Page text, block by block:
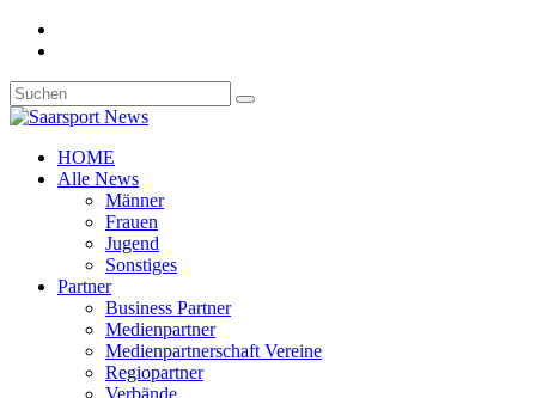
HOME
Alle News
Männer
Frauen
Jugend
Sonstiges
Partner
Business Partner
Medienpartner
Medienpartnerschaft Vereine
Regiopartner
Verbände